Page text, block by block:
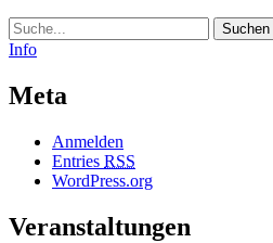
Suche
Info
Meta
Anmelden
Entries RSS
WordPress.org
Veranstaltungen